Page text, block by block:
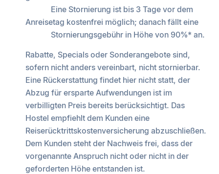
Eine Stornierung ist bis 3 Tage vor dem
Anreisetag kostenfrei möglich; danach fällt eine
Stornierungsgebühr in Höhe von 90%* an.
Rabatte, Specials oder Sonderangebote sind,
sofern nicht anders vereinbart, nicht stornierbar.
Eine Rückerstattung findet hier nicht statt, der
Abzug für ersparte Aufwendungen ist im
verbilligten Preis bereits berücksichtigt. Das
Hostel empfiehlt dem Kunden eine
Reiserücktrittskostenversicherung abzuschließen.
Dem Kunden steht der Nachweis frei, dass der
vorgenannte Anspruch nicht oder nicht in der
geforderten Höhe entstanden ist.